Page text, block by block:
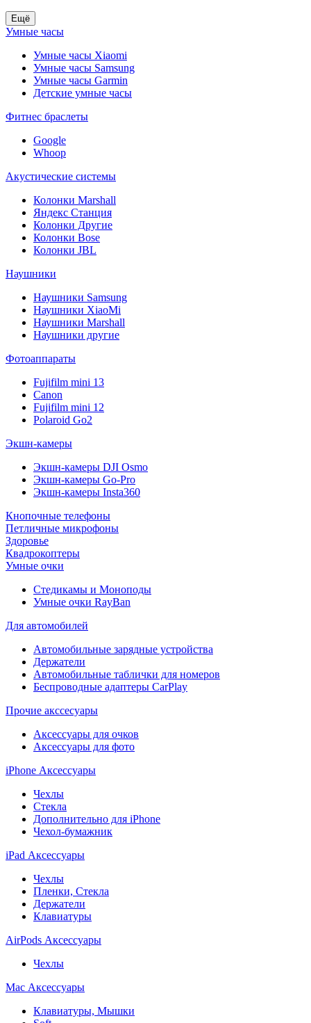
Ещё
Умные часы
Умные часы Xiaomi
Умные часы Samsung
Умные часы Garmin
Детские умные часы
Фитнес браслеты
Google
Whoop
Акустические системы
Колонки Marshall
Яндекс Станция
Колонки Другие
Колонки Bose
Колонки JBL
Наушники
Наушники Samsung
Наушники XiaoMi
Наушники Marshall
Наушники другие
Фотоаппараты
Fujifilm mini 13
Canon
Fujifilm mini 12
Polaroid Go2
Экшн-камеры
Экшн-камеры DJI Osmo
Экшн-камеры Go-Pro
Экшн-камеры Insta360
Кнопочные телефоны
Петличные микрофоны
Здоровье
Квадрокоптеры
Умные очки
Стедикамы и Моноподы
Умные очки RayBan
Для автомобилей
Автомобильные зарядные устройства
Держатели
Автомобильные таблички для номеров
Беспроводные адаптеры CarPlay
Прочие акссесуары
Аксессуары для очков
Аксессуары для фото
iPhone Аксессуары
Чехлы
Стекла
Дополнительно для iPhone
Чехол-бумажник
iPad Аксессуары
Чехлы
Пленки, Стекла
Держатели
Клавиатуры
AirPods Аксессуары
Чехлы
Mac Аксессуары
Клавиатуры, Мышки